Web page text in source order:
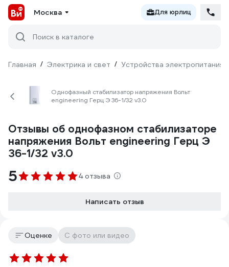
Москва Для юрлиц
Поиск в каталоге
Главная / Электрика и свет / Устройства электропитания
Однофазный стабилизатор напряжения Вольт
engineering Герц Э 36-1/32 v3.0
Отзывы об однофазном стабилизаторе
напряжения Вольт engineering Герц Э
36-1/32 v3.0
5 4 отзыва
Написать отзыв
Оценке С фото или видео